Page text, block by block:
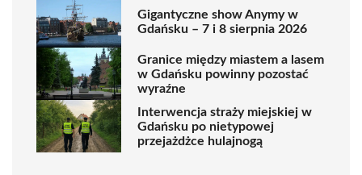
Gigantyczne show Anymy w
Gdańsku – 7 i 8 sierpnia 2026
Granice między miastem a lasem
w Gdańsku powinny pozostać
wyraźne
Interwencja straży miejskiej w
Gdańsku po nietypowej
przejażdżce hulajnogą